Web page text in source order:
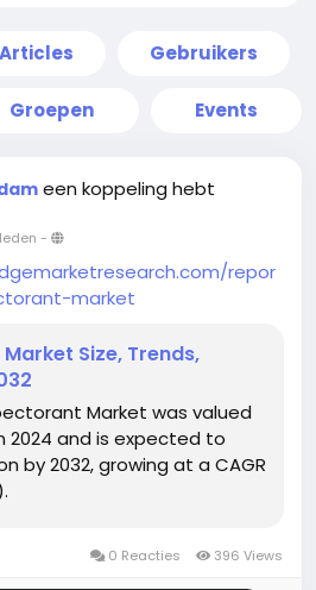
Articles Gebruikers
Groepen Events
een koppeling hebt
-
repor
market
Size, Trends,
Market was valued
2024 and is expected to
by 2032, growing at a CAGR
0 Reacties 396 Views